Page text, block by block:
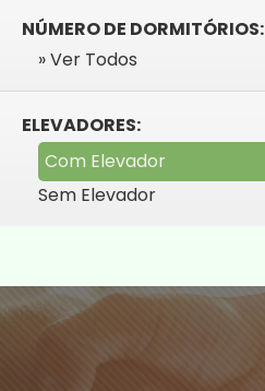
NÚMERO DE DORMITÓRIOS:
» Ver Todos
ELEVADORES:
Com Elevador
Sem Elevador